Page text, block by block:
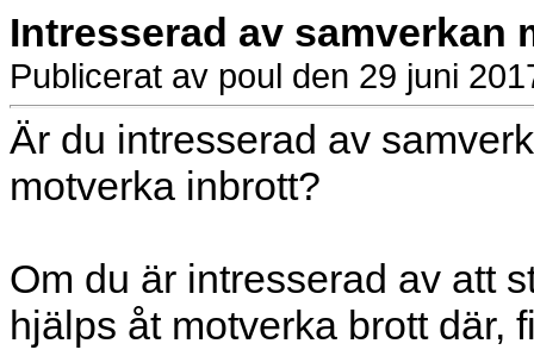
Intresserad av samverkan
Publicerat av poul den 29 juni
Är du intresserad av
motverka inbrott?
Om du är intresserad av att
hjälps åt motverka brott där,